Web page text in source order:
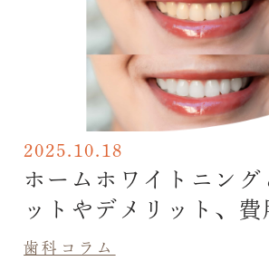
2025.10.18
ホームホワイトニング
ットやデメリット、費
歯科コラム